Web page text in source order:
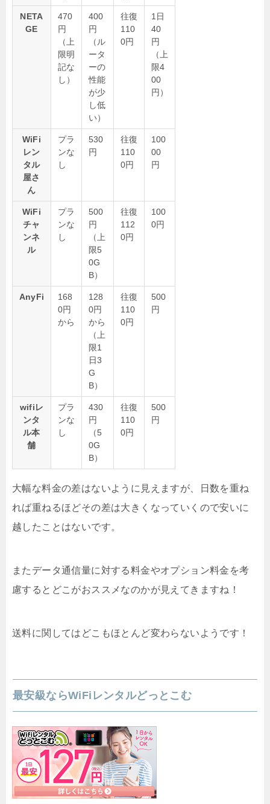
NETA
GE
470
円
（上
限明
記な
し）
400
円
（ル
ータ
ーの
性能
が少
し低
い）
往復
110
0円
1日
40
円
（上
限4
00
円）
WiFi
レン
タル
屋さ
ん
プラ
ンな
し
530
円
往復
110
0円
100
00
円
WiFi
チャ
ンネ
ル
プラ
ンな
し
500
円
（上
限5
0G
B）
往復
112
0円
100
0円
AnyFi
168
0円
から
128
0円
から
（上
限1
日3
G
B）
往復
110
0円
500
円
wifiレ
ンタ
ル本
舗
プラ
ンな
し
430
円
（5
0G
B）
往復
110
0円
500
円
大幅な料金の差はないように見えますが、日数を重ね
れば重ねるほどその差は大きくなっていくので安いに
越したことはないです。
またデータ通信量に対する料金やオプション料金を考
慮するとどこがおススメなのかが見えてきますね！
送料に関してはどこもほとんど変わらないようです！
最安級ならWiFiレンタルどっとこむ